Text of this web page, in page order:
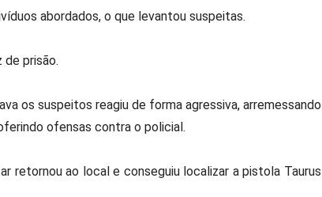
abordados, o que levantou suspeitas.
de prisão.
os suspeitos reagiu de forma agressiva, arremessando
ofensas contra o policial.
retornou ao local e conseguiu localizar a pistola Taurus